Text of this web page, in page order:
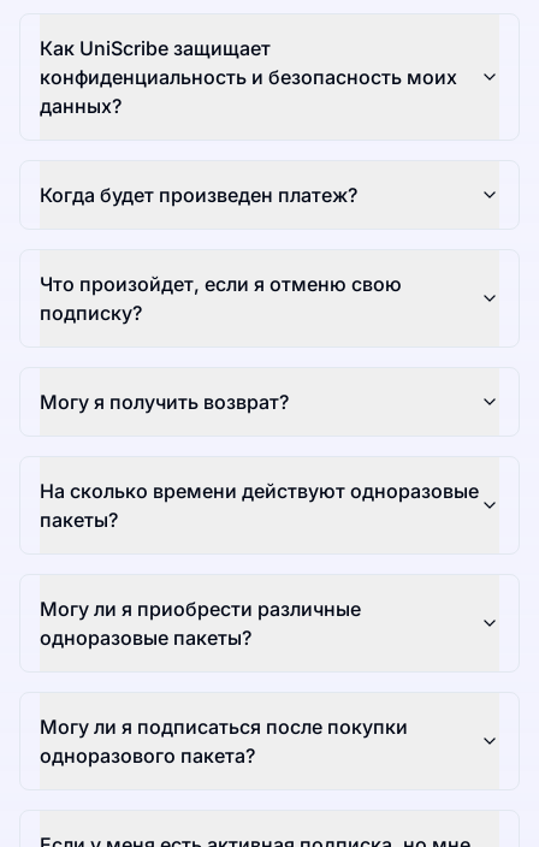
Как UniScribe защищает
конфиденциальность и безопасность моих
данных?
Когда будет произведен платеж?
Что произойдет, если я отменю свою
подписку?
Могу я получить возврат?
На сколько времени действуют одноразовые
пакеты?
Могу ли я приобрести различные
одноразовые пакеты?
Могу ли я подписаться после покупки
одноразового пакета?